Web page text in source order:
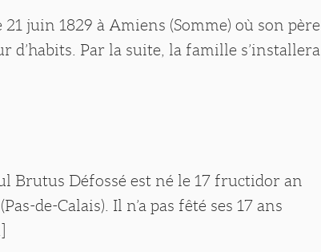
juin 1829 à Amiens (Somme) où son père
d’habits. Par la suite, la famille s’installera
Brutus Défossé est né le 17 fructidor an
de-Calais). Il n’a pas fêté ses 17 ans